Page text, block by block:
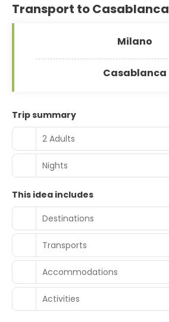
Transport to Casablanca
Milano
Casablanca
Trip summary
2 Adults
Nights
This idea includes
Destinations
Transports
Accommodations
Activities